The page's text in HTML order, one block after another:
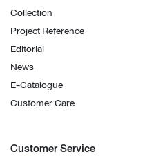
Collection
Project Reference
Editorial
News
E-Catalogue
Customer Care
Customer Service